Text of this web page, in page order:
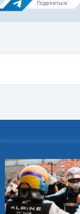
Поделиться